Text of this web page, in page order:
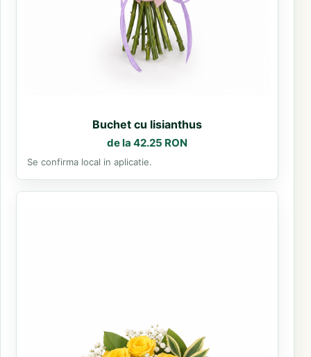
Buchet cu lisianthus
de la 42.25 RON
Se confirma local in aplicatie.